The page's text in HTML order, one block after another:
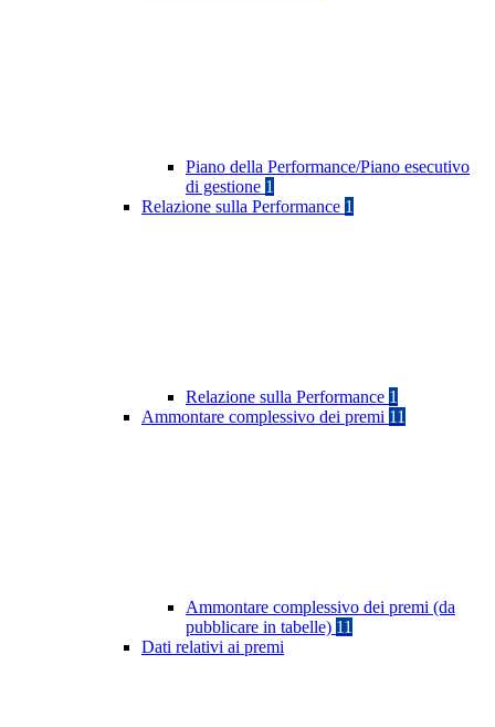
Piano della Performance/Piano esecutivo
di gestione 1
Relazione sulla Performance 1
Relazione sulla Performance 1
Ammontare complessivo dei premi 11
Ammontare complessivo dei premi (da
pubblicare in tabelle) 11
Dati relativi ai premi